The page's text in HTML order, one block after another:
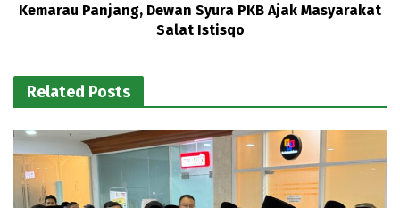
Kemarau Panjang, Dewan Syura PKB Ajak Masyarakat
Salat Istisqo
Related Posts